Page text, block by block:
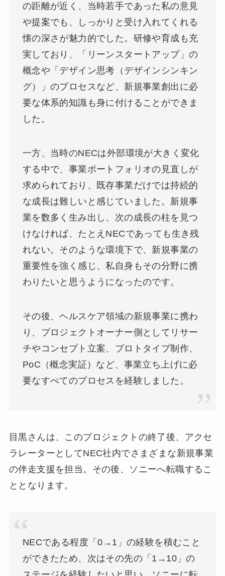
の距離が近く、当時若手であった私の意見
や提案でも、しっかりと受け入れてくれる
懐の深さが魅力的でした。研修や育成も充
実しており、「リーンスタートアップ」の
概念や「デザイン思考（デザインシンキン
グ）」のプロセスなど、新規事業創出に必
要な体系的知識も身に付けることができま
した。
一方、当時のNECは外部環境が大きく変化
する中で、事業ポートフォリオの見直しが
求められており、既存事業だけでは持続的
な成長は難しいと感じていました。新規事
業を数多く生み出し、次の成長の柱を見つ
けなければ、たとえNECであっても生き残
れない。そのような環境下で、新規事業の
重要性を強く感じ、私自身もその分野に携
わりたいと思うようになったのです。
その後、ヘルスケア領域の新規事業に携わ
り、プロジェクトオーナー側としてリサー
チやコンセプト立案、プロトタイプ制作、
PoC（概念実証）など、事業立ち上げに必
要なすべてのプロセスを経験しました。
目黒さんは、このプロジェクトの終了後、アクセ
ラレーターとしてNEC社内でさまざまな新規事業
の伴走支援を担当。その後、ソニーへ転職するこ
ととなります。
NECである程度「0→1」の経験を積むこと
ができたため、次はその先の「1→10」の